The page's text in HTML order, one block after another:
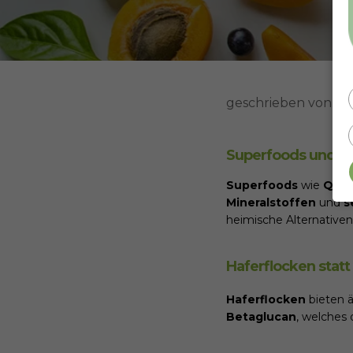
geschrieben von
Superfoods und
Superfoods wie
Mineralstoffen und
heimische
Haferflocken statt
Haferflocken bieten
Betaglucan, welches